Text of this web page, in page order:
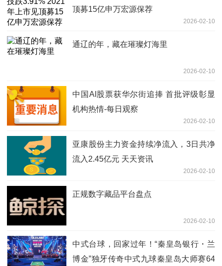
顶募15亿申万宏源保荐
2026-02-10
通辽的年，藏在璀璨灯海里
2026-02-10
中国AI股票获华尔街追捧 首批评级彰显
机构热情-每日观察
2026-02-10
亚康股份主力资金持续净流入，3日共净
流入2.45亿元 天天资讯
2026-02-10
正规数字藏品平台盘点
2026-02-10
中式台球，回家过年！“秦皇岛银行・兰
博金”独牙传奇中式九球秦皇岛大师赛64